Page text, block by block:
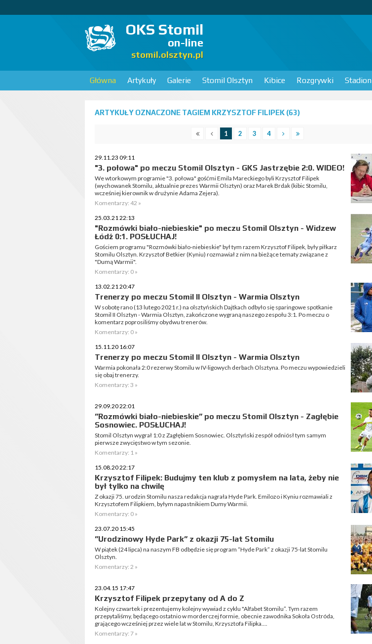
OKS Stomil
on-line
stomil.olsztyn.pl
Główna Artykuły Galerie Stomil Olsztyn Kibice Rozgrywki Stadion
ARTYKUŁY OZNACZONE TAGIEM KRZYSZTOF FILIPEK (63)
1 2 3 4
29.11.23 09:11
"3. połowa" po meczu Stomil Olsztyn - GKS Jastrzębie 2:0. WIDEO!
We wtorkowym programie "3. połowa" gośćmi Emila Mareckiego byli Krzysztof Filipek
(wychowanek Stomilu, aktualnie prezes Warmii Olsztyn) oraz Marek Brdak (kibic Stomilu,
wcześniej kierownik w drużynie Adama Zejera).
Komentarzy: 42 »
25.03.21 22:13
"Rozmówki biało-niebieskie" po meczu Stomil Olsztyn - Widzew
Łódź 0:1. POSŁUCHAJ!
Gościem programu "Rozmówki biało-niebieskie" był tym razem Krzysztof Filipek, były piłkarz
Stomilu Olsztyn. Krzysztof Betkier (Kyniu) rozmawiał z nim na bieżące tematy związane z
"Dumą Warmii".
Komentarzy: 0 »
13.02.21 20:47
Trenerzy po meczu Stomil II Olsztyn - Warmia Olsztyn
W sobotę rano (13 lutego 2021 r.) na olsztyńskich Dajtkach odbyło się sparingowe spotkanie
Stomil II Olsztyn - Warmia Olsztyn, zakończone wygraną naszego zespołu 3:1. Po meczu o
komentarz poprosiliśmy obydwu trenerów.
Komentarzy: 0 »
15.11.20 16:07
Trenerzy po meczu Stomil II Olsztyn - Warmia Olsztyn
Warmia pokonała 2:0 rezerwy Stomilu w IV-ligowych derbach Olsztyna. Po meczu wypowiedzieli
się obaj trenerzy.
Komentarzy: 3 »
29.09.20 22:01
”Rozmówki biało-niebieskie” po meczu Stomil Olsztyn - Zagłębie
Sosnowiec. POSŁUCHAJ!
Stomil Olsztyn wygrał 1:0 z Zagłębiem Sosnowiec. Olsztyński zespół odniósł tym samym
pierwsze zwycięstwo w tym sezonie.
Komentarzy: 1 »
15.08.20 22:17
Krzysztof Filipek: Budujmy ten klub z pomysłem na lata, żeby nie
był tylko na chwilę
Z okazji 75. urodzin Stomilu nasza redakcja nagrała Hyde Park. Emilozo i Kyniu rozmawiali z
Krzysztofem Filipkiem, byłym napastnikiem Dumy Warmii.
Komentarzy: 0 »
23.07.20 15:45
”Urodzinowy Hyde Park” z okazji 75-lat Stomilu
W piątek (24 lipca) na naszym FB odbędzie się program “Hyde Park” z okazji 75-lat Stomilu
Olsztyn.
Komentarzy: 2 »
23.04.15 17:47
Krzysztof Filipek przepytany od A do Z
Kolejny czwartek i prezentujemy kolejny wywiad z cyklu "Alfabet Stomilu”. Tym razem
przepytaliśmy, będącego ostatnio w morderczej formie, obecnie zawodnika Sokoła Ostróda,
grającego wcześniej przez wiele lat w Stomilu, Krzysztofa Filipka....
Komentarzy: 7 »